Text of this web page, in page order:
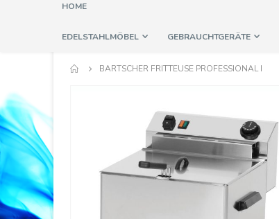
HOME
EDELSTAHLMÖBEL GEBRAUCHTGERÄTE
BARTSCHER FRITTEUSE PROFESSIONAL I
Bildergalerie